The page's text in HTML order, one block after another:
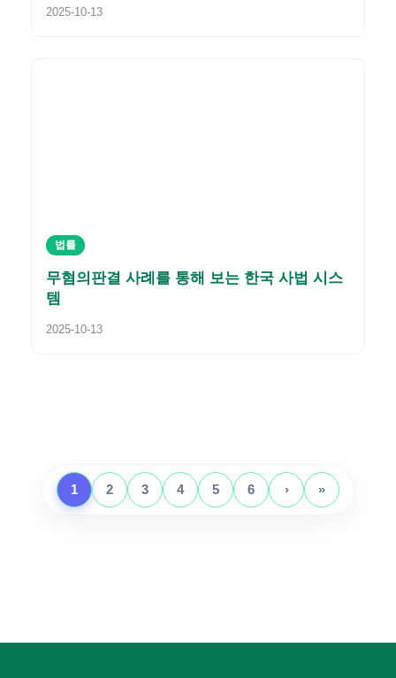
2025-10-13
법률
무혐의판결 사례를 통해 보는 한국 사법 시스
템
2025-10-13
1 2 3 4 5 6 › »